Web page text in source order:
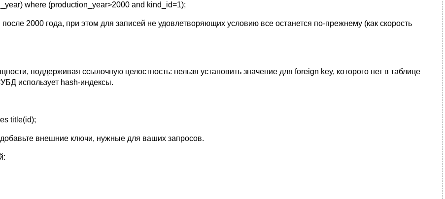
where (production_year>2000 and kind_id=1);
2000 года, при этом для записей не удовлетворяющих условию все останется по-прежнему (как скорость
поддерживая ссылочную целостность: нельзя установить значение для foreign key, которого нет в таблице
использует hash-индексы.
title(id);
внешние ключи, нужные для ваших запросов.